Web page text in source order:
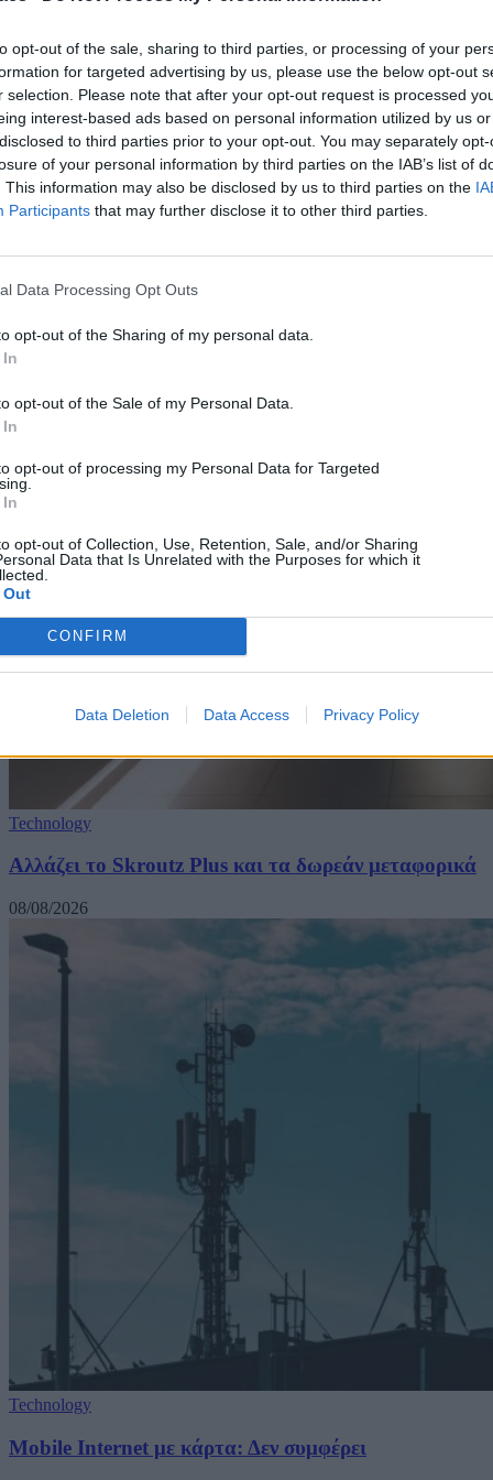
opt-out of the sale, sharing to third parties, or processing of your
for targeted advertising by us, please use the below opt-out
selection. Please note that after your opt-out request is processed
interest-based ads based on personal information utilized by us
to third parties prior to your opt-out. You may separately
of your personal information by third parties on the IAB’s list of
This information may also be disclosed by us to third parties on the
Participants that may further disclose it to other third parties.
Data Processing Opt Outs
opt-out of the Sharing of my personal data.
opt-out of the Sale of my Personal Data.
opt-out of processing my Personal Data for Targeted
opt-out of Collection, Use, Retention, Sale, and/or Sharing
Data that Is Unrelated with the Purposes for which it
CONFIRM
Data Deletion Data Access Privacy Policy
Technology
Revolut: Ανακοινώνει αλλαγές για όλους τους
Έλληνες χρήστες
Technology
Αλλάζει το Skroutz Plus και τα δωρεάν μεταφορικά
08/08/2026
Technology
Mobile Internet με κάρτα: Δεν συμφέρει